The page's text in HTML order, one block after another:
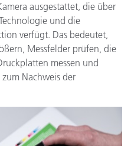
ausgestattet, die über
und die
verfügt. Das bedeutet,
Messfelder prüfen, die
messen und
Nachweis der